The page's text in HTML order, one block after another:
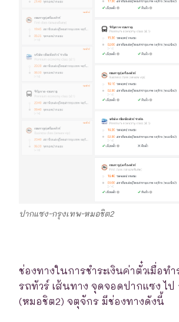
ปากแซง-กรุงเทพ-หมอชิต2
ช่องทางในการชำระเงินค่าตั๋วเมื่อท
รถทัวร์ เส้นทาง จุดจอดปากแซง ไป
(หมอชิต2) จตุจักร มีช่องทางดังนี้